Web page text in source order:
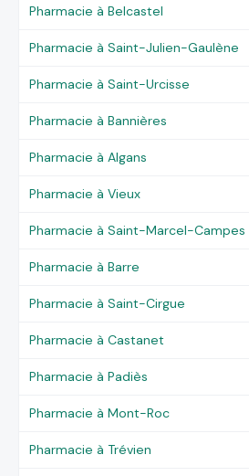
Pharmacie à Belcastel
Pharmacie à Saint-Julien-Gaulène
Pharmacie à Saint-Urcisse
Pharmacie à Bannières
Pharmacie à Algans
Pharmacie à Vieux
Pharmacie à Saint-Marcel-Campes
Pharmacie à Barre
Pharmacie à Saint-Cirgue
Pharmacie à Castanet
Pharmacie à Padiès
Pharmacie à Mont-Roc
Pharmacie à Trévien